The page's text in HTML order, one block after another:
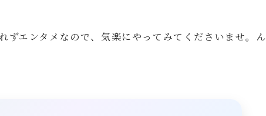
ずエンタメなので、気楽にやってみてくださいませ。ん